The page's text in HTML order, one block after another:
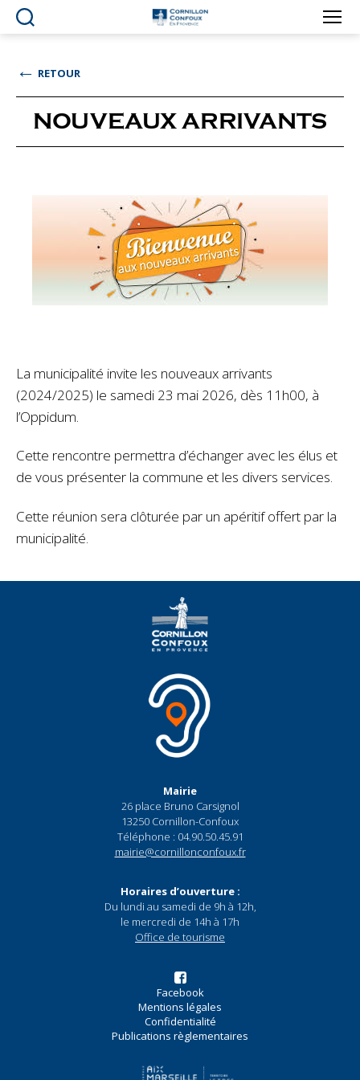
Ville
en
Provence
← RETOUR
NOUVEAUX ARRIVANTS
La municipalité invite les nouveaux arrivants
(2024/2025) le samedi 23 mai 2026, dès 11h00, à
l’Oppidum.
Cette rencontre permettra d’échanger avec les élus et
de vous présenter la commune et les divers services.
Cette réunion sera clôturée par un apéritif offert par la
municipalité.
Mairie
26 place Bruno Carsignol
13250 Cornillon-Confoux
Téléphone : 04.90.50.45.91
mairie@cornillonconfoux.fr
Horaires d’ouverture :
Du lundi au samedi de 9h à 12h,
le mercredi de 14h à 17h
Office de tourisme
Facebook
Mentions légales
Confidentialité
Publications règlementaires